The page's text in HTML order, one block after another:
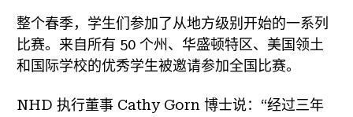
整个春季，学生们参加了从地方级别开始的一系列
比赛。来自所有 50 个州、华盛顿特区、美国领土
和国际学校的优秀学生被邀请参加全国比赛。
NHD 执行董事 Cathy Gorn 博士说：“经过三年